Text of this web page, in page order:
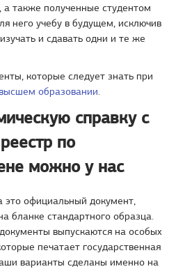
также полученные студентом
него учебу в будущем, исключив
и сдавать одни и те же
которые следует знать при
образовании.
справку с
по
можно у нас
это официальный документ,
бланке стандартного образца.
выпускаются на особых
печатает государственная
варианты сделаны именно на